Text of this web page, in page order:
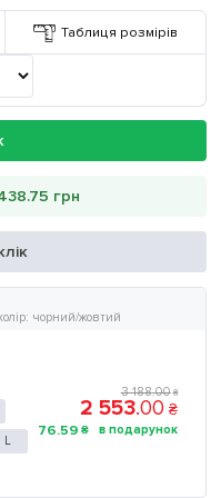
Таблиця розмірів
грн
чорний/жовтий
L
3 188.00 ₴
2 553.00 ₴
76.59 ₴